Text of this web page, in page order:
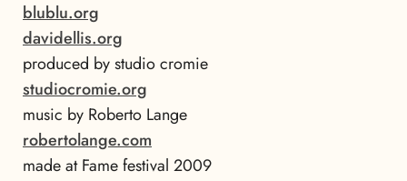
blublu.org
davidellis.org
produced by studio cromie
studiocromie.org
music by Roberto Lange
robertolange.com
made at Fame festival 2009